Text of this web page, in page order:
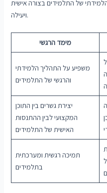
של התלמידים בצורה אישית
ויעילה.
מימד הרגשי
משפיע על התהליך הלמידתי
והרגשי של התלמידים
יצירת גשרים בין התוכן
המקצועי לבין ההתנסות
האישית של התלמידים
תמיכה רגשית ומערכתית
בתלמידים